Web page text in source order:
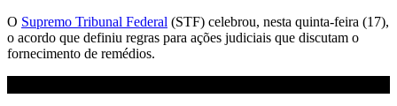
O Supremo Tribunal Federal (STF) celebrou, nesta quinta-feira (17),
o acordo que definiu regras para ações judiciais que discutam o
fornecimento de remédios.